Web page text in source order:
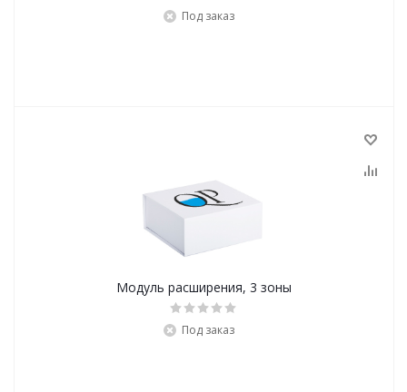
Под заказ
Модуль расширения, 3 зоны
Под заказ